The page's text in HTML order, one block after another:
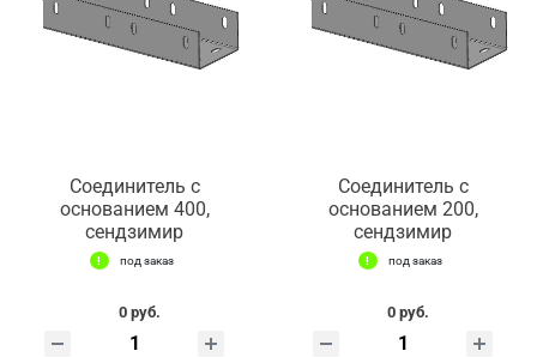
Соединитель с
основанием 400,
сендзимир
под заказ
0 руб.
Соединитель с
основанием 200,
сендзимир
под заказ
0 руб.